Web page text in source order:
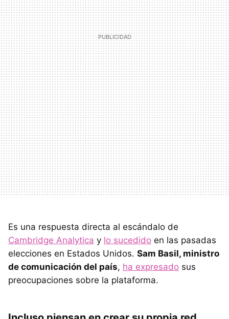
Es una respuesta directa al escándalo de
Cambridge Analytica y lo sucedido en las pasadas
elecciones en Estados Unidos. Sam Basil, ministro
de comunicación del país, ha expresado sus
preocupaciones sobre la plataforma.